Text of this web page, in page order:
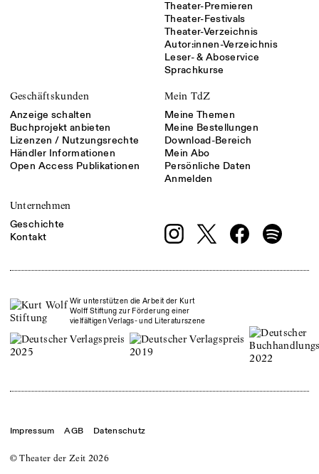
Theater-Premieren
Theater-Festivals
Theater-Verzeichnis
Autor:innen-Verzeichnis
Leser- & Aboservice
Sprachkurse
Geschäftskunden
Anzeige schalten
Buchprojekt anbieten
Lizenzen / Nutzungsrechte
Händler Informationen
Open Access Publikationen
Mein TdZ
Meine Themen
Meine Bestellungen
Download-Bereich
Mein Abo
Persönliche Daten
Anmelden
Unternehmen
Geschichte
Kontakt
Wir unterstützen die Arbeit der Kurt
Wolff Stiftung zur Förderung einer
vielfältigen Verlags- und Literaturszene
© Theater der Zeit 2026
Impressum AGB Datenschutz